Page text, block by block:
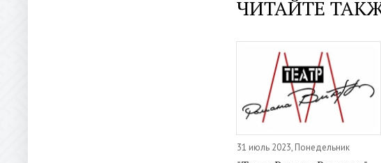
ЧИТАЙТЕ
31 июль 2023, Понедельник